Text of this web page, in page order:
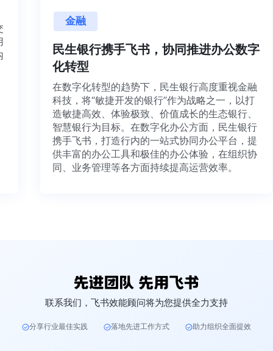
金融
民生银行携手飞书，协同推进办公数字
化转型
在数字化转型的趋势下，民生银行高度重视金融
科技，将“敏捷开发的银行”作为战略之一，以打
造敏捷高效、体验极致、价值成长的生态银行、
智慧银行为目标。在数字化办公方面，民生银行
携手飞书，打造行内的一站式协同办公平台，提
供丰富的办公工具和极佳的办公体验，在组织协
同、业务管理等各方面持续提高运营效率。
联系我们，飞书效能顾问将为您提供全力支持
分享行业最佳实践 落地先进工作方式 助力组织全面提效